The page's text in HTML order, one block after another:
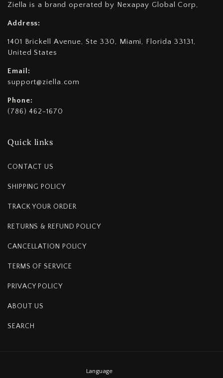
Ziella is a brand operated by Nexapay Global Corp,
Address:
1401 Brickell Avenue, Ste 330, Miami, Florida 33131,
United States
Email:
support@ziella.com
Phone:
(786) 462-1670
Quick links
CONTACT US
SHIPPING POLICY
TRACK YOUR ORDER
RETURNS & REFUND POLICY
CANCELLATION POLICY
TERMS OF SERVICE
PRIVACY POLICY
ABOUT US
SEARCH
Language